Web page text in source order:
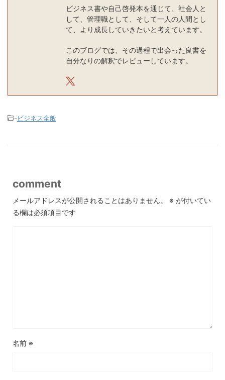
ビジネス書や自己啓発本を通じて、社会人と
して、管理職として、そして一人の人間とし
て、より成長していきたいと考えています。
このブログでは、その過程で出会った良書を
自分なりの解釈でレビューしています。
-ビジネス全般
comment
メールアドレスが公開されることはありません。 ※ が付いてい
る欄は必須項目です
名前 ※